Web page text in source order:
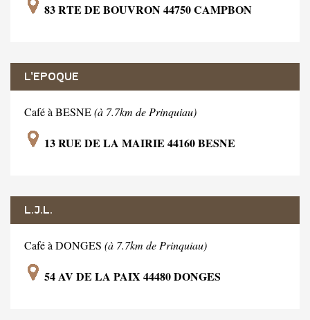
83 RTE DE BOUVRON 44750 CAMPBON
L'EPOQUE
Café à BESNE(à 7.7km de Prinquiau)
13 RUE DE LA MAIRIE 44160 BESNE
L.J.L.
Café à DONGES (à 7.7km de Prinquiau)
54 AV DE LA PAIX 44480 DONGES